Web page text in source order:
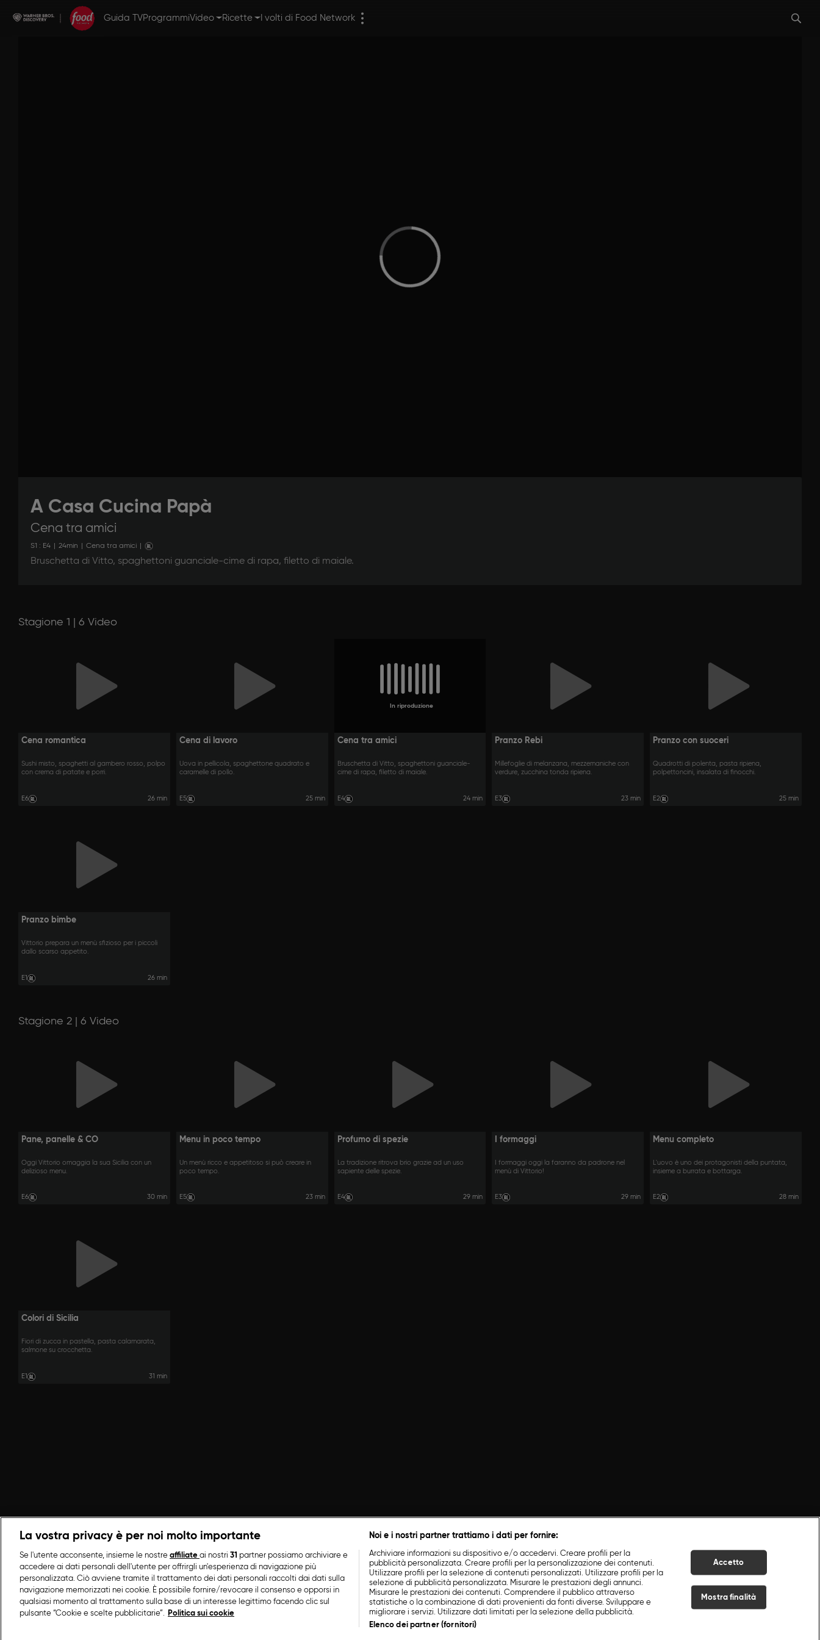
Guida TVProgrammiVideo Ricette I volti di Food Network
A Casa Cucina Papà
Cena tra amici
S1 : E4 24min Cena tra amici
Bruschetta di Vitto, spaghettoni guanciale-cime di rapa, filetto di maiale.
Stagione 1 | 6 Video
Cena romantica
Sushi misto, spaghetti al gambero rosso, polpo
con crema di patate e porri.
E6 26 min
Cena di lavoro
Uova in pellicola, spaghettone quadrato e
caramelle di pollo.
E5 25 min
In riproduzione
Cena tra amici
Bruschetta di Vitto, spaghettoni guanciale-
cime di rapa, filetto di maiale.
E4 24 min
Pranzo Rebi
Millefoglie di melanzana, mezzemaniche con
verdure, zucchina tonda ripiena.
E3 23 min
Pranzo con suoceri
Quadrotti di polenta, pasta ripiena,
polpettoncini, insalata di finocchi.
E2 25 min
Pranzo bimbe
Vittorio prepara un menù sfizioso per i piccoli
dallo scarso appetito.
E1 26 min
Stagione 2 | 6 Video
Pane, panelle & CO
Oggi Vittorio omaggia la sua Sicilia con un
delizioso menu.
E6 30 min
Menu in poco tempo
Un menù ricco e appetitoso si può creare in
poco tempo.
E5 23 min
Profumo di spezie
La tradizione ritrova brio grazie ad un uso
sapiente delle spezie.
E4 29 min
I formaggi
I formaggi oggi la faranno da padrone nel
menù di Vittorio!
E3 29 min
Menu completo
L'uovo è uno dei protagonisti della puntata,
insieme a burrata e bottarga.
E2 28 min
Colori di Sicilia
Fiori di zucca in pastella, pasta calamarata,
salmone su crocchetta.
E1 31 min
La vostra privacy è per noi molto importante
Se l'utente acconsente, insieme le nostre affiliate ai nostri 31 partner possiamo archiviare e
accedere ai dati personali dell'utente per offrirgli un'esperienza di navigazione più
personalizzata. Ciò avviene tramite il trattamento dei dati personali raccolti dai dati sulla
navigazione memorizzati nei cookie. È possibile fornire/revocare il consenso e opporsi in
qualsiasi momento al trattamento sulla base di un interesse legittimo facendo clic sul
pulsante “Cookie e scelte pubblicitarie”.
Politica sui cookie
Noi e i nostri partner trattiamo i dati per fornire:
Archiviare informazioni su dispositivo e/o accedervi. Creare profili per la
pubblicità personalizzata. Creare profili per la personalizzazione dei contenuti.
Utilizzare profili per la selezione di contenuti personalizzati. Utilizzare profili per la
selezione di pubblicità personalizzata. Misurare le prestazioni degli annunci.
Misurare le prestazioni dei contenuti. Comprendere il pubblico attraverso
statistiche o la combinazione di dati provenienti da fonti diverse. Sviluppare e
migliorare i servizi. Utilizzare dati limitati per la selezione della pubblicità.
Elenco dei partner (fornitori)
Accetto
Mostra finalità